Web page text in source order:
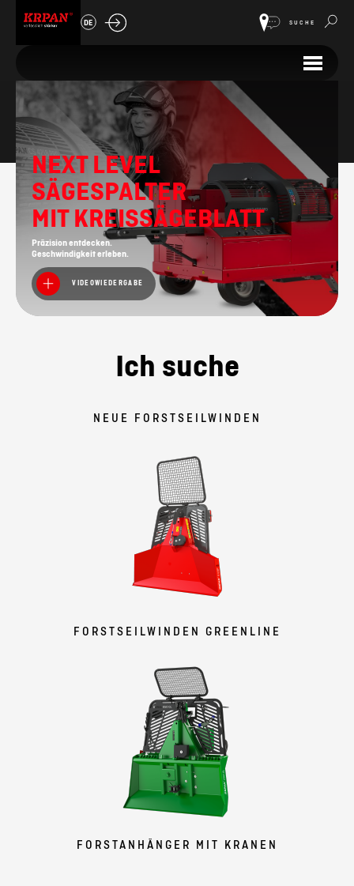
DE SUCHE
Vitli Krpan
NEXT LEVEL
SÄGESPALTER
MIT KREISSÄGEBLATT
Präzision entdecken.
Geschwindigkeit erleben.
VIDEOWIEDERGABE
Ich suche
NEUE FORSTSEILWINDEN
FORSTSEILWINDEN GREENLINE
FORSTANHÄNGER MIT KRANEN